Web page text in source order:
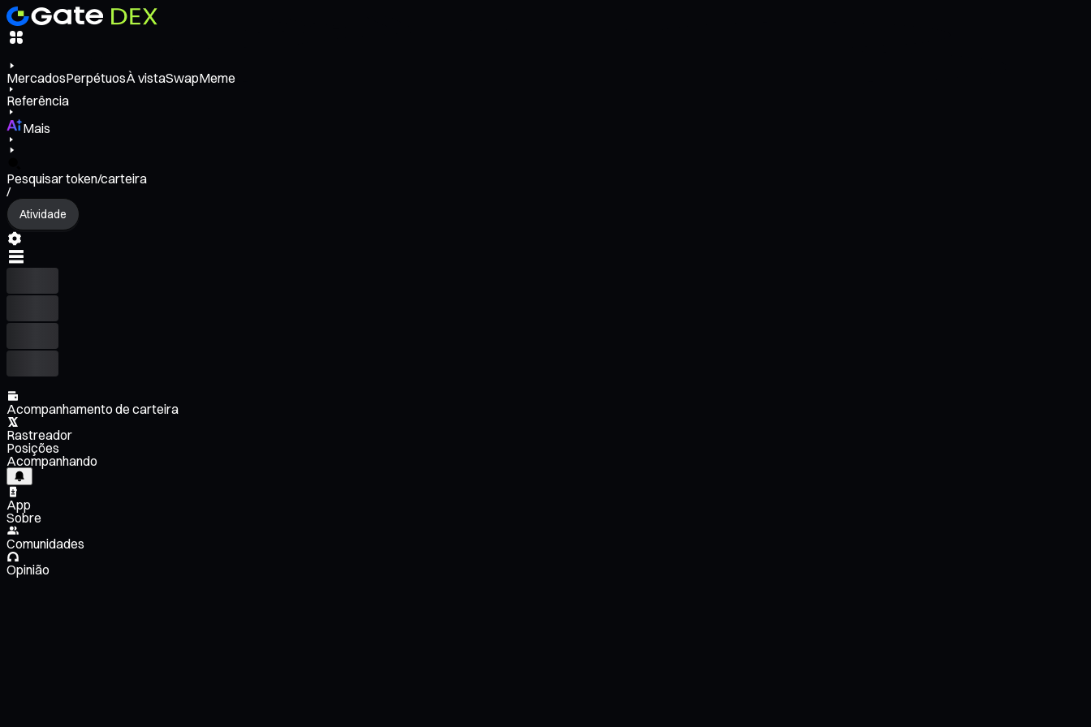
MercadosPerpétuosÀ vistaSwapMeme
Referência
Mais
Pesquisar token/carteira
/
Atividade
Acompanhamento de carteira
Rastreador
Posições
Acompanhando
App
Sobre
Comunidades
Opinião